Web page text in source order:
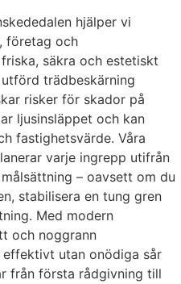
hjälper vi
företag och
säkra och estetiskt
trädbeskärning
risker för skador på
ljusinsläppet och kan
fastighetsvärde. Våra
varje ingrepp utifrån
– oavsett om du
stabilisera en tung gren
Med modern
och noggrann
utan onödiga sår
från första rådgivning till